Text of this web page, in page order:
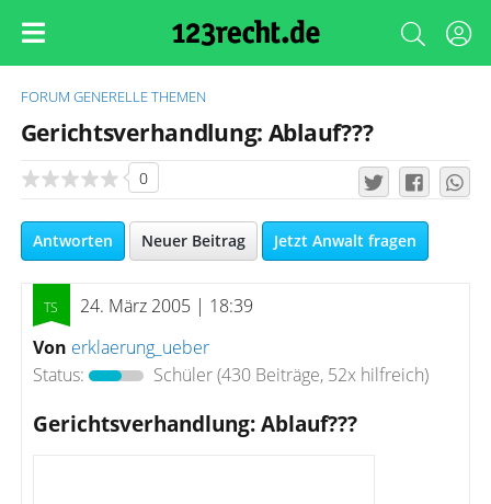
FORUM GENERELLE THEMEN
Gerichtsverhandlung: Ablauf???
0
Antworten Neuer Beitrag Jetzt Anwalt fragen
24. März 2005 | 18:39
Von erklaerung_ueber
Status:
Schüler(430 Beiträge, 52x hilfreich)
Gerichtsverhandlung: Ablauf???